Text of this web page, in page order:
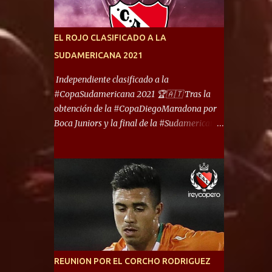
ello son protagonistas de un clásico de los
transitó por la primera división del fútbol
local durante muchos años. Dock Sud es otro
de los que comparten esas tierras, aunque el
foco de atención es la convivencia
Independiente - Racing. “No encuentro, más
reúna tantos logros deportivos, tantos
clubes y tanta gente en este deporte”,
afirmó Facundo Moyano. “Creo que
EL ROJO CLASIFICADO A LA
SUDAMERICANA 2021
Independiente clasificado a la
#CopaSudamericana 2021 🏆🇦🇹 Tras la
obtención de la #CopaDiegoMaradona por
Boca Juniors y la final de la #Sudamericana
Defensa y Justicia o Lanús, dadas estás dos
condiciones el Rey de Copas se clasifica a la
Copa Sudamericana de este 2021. En este
año, la Sudamericana sufrirá modificaciones
en su formato, que iniciará en fase de grupos
con 6 partidos, de los cuales sólo los
primeros de cada grupo jugarán los 8vos.
REUNION POR EL CORCHO RODRIGUEZ